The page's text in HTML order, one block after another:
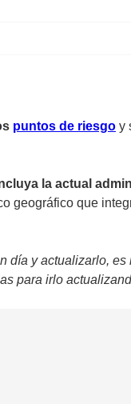
puntos de riesgo y
la actual
geográfico que
y actualizarlo,
para irlo